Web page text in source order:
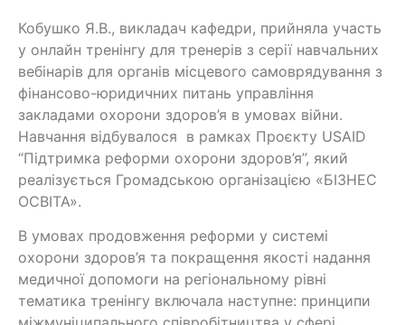
Кобушко Я.В., викладач кафедри, прийняла участь
у онлайн тренінгу для тренерів з серії навчальних
вебінарів для органів місцевого самоврядування з
фінансово-юридичних питань управління
закладами охорони здоров’я в умовах війни.
Навчання відбувалося в рамках Проєкту USAID
“Підтримка реформи охорони здоров’я”, який
реалізується Громадською організацією «БІЗНЕС
ОСВІТА».
В умовах продовження реформи у системі
охорони здоров’я та покращення якості надання
медичної допомоги на регіональному рівні
тематика тренінгу включала наступне: принципи